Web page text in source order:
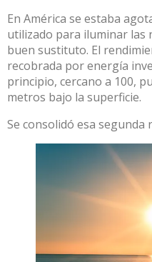
En América se estaba
utilizado para iluminar las
buen sustituto. El
recobrada por energía
principio, cercano a 100,
metros bajo la superficie.
Se consolidó esa segunda